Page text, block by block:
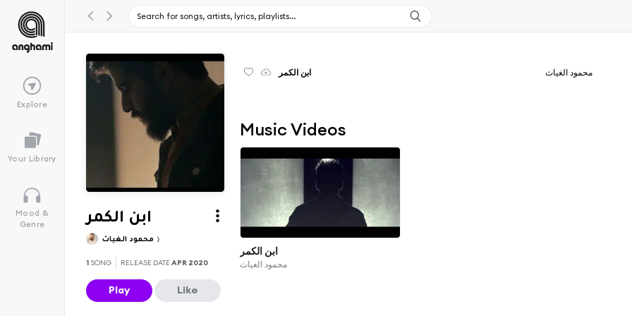
Explore
Your Library
Mood &
Genre
ابن الكمر
1 SONG RELEASE DATEAPR 2020
Play Like
ابن الكمر محمود الغياث
Music Videos
ابن الكمر
محمود الغياث